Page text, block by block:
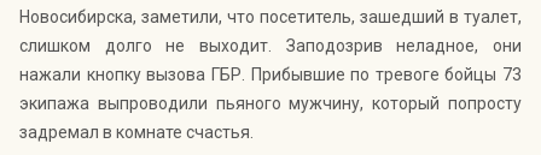
Новосибирска, заметили, что посетитель, зашедший в туалет,
слишком долго не выходит. Заподозрив неладное, они
нажали кнопку вызова ГБР. Прибывшие по тревоге бойцы 73
экипажа выпроводили пьяного мужчину, который попросту
задремал в комнате счастья.